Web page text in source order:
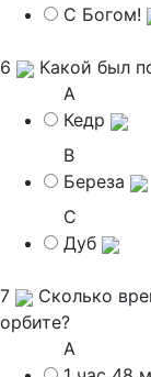
С Богом!
6
Какой был
A
Кедр
B
Береза
C
Дуб
7
Сколько
орбите?
A